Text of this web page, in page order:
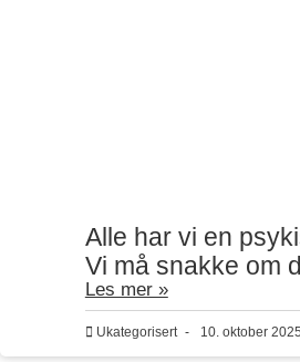
Alle har vi en
Vi må snakke om
Les mer »
Ukategorisert - 10. oktober 2025